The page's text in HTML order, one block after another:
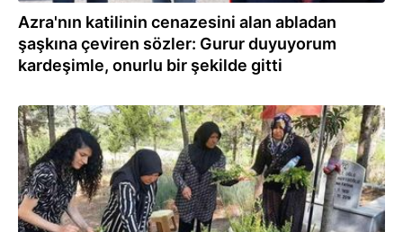
Azra'nın katilinin cenazesini alan abladan
şaşkına çeviren sözler: Gurur duyuyorum
kardeşimle, onurlu bir şekilde gitti
30.09.2022